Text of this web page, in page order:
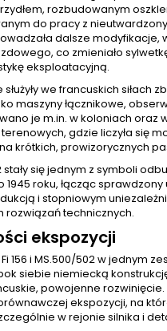
rozbudowanym
do pracy z
dalsze modyfikacje,
co zmieniało
eksploatacyjną.
we francuskich siłach
maszyny łącznikowe,
je m.in. w koloniach oraz
gdzie liczyła się
krótkich, prowizorycznych
stały się jednym z symboli
roku, łącząc sprawdzony
i stopniowym
rozwiązań technicznych.
ekspozycji
156 i MS.500/502 w jednym
siebie niemiecką
powojenne rozwinięcie.
ekspozycji, na
w rejonie silnika i